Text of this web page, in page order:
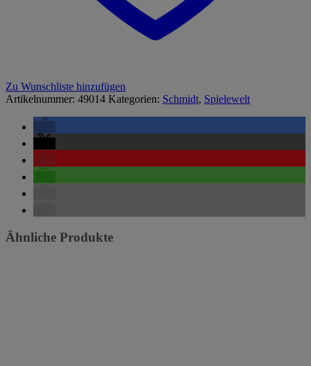
Zu Wunschliste hinzufügen
Artikelnummer: 49014 Kategorien: Schmidt, Spielewelt
Ähnliche Produkte